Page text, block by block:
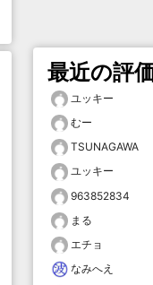
最近の評
ユッキー
むー
TSUNAGAWA
ユッキー
963852834
まる
エチョ
なみへえ